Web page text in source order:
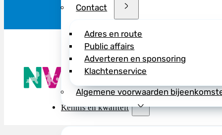
Contact
Adres en route
Public affairs
Adverteren en sponsoring
Klachtenservice
Algemene voorwaarden
Kennis en kwaliteit
De NVK
Wij
Copyright ©